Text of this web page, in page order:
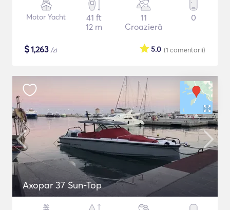
Motor Yacht
41 ft
12 m
11
Croazieră
0
$1,263 /zi (1 comentarii)
5.0
Axopar 37 Sun-Top